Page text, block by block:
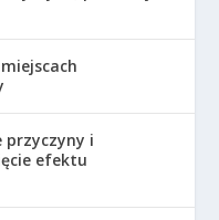
przyczyny i
efektu